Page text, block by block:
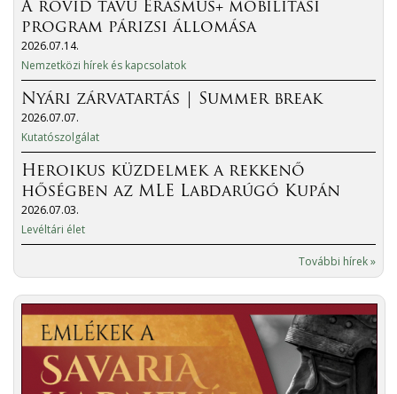
A rövid távú Erasmus+ mobilitási
program párizsi állomása
2026.07.14.
Nemzetközi hírek és kapcsolatok
Nyári zárvatartás | Summer break
2026.07.07.
Kutatószolgálat
Heroikus küzdelmek a rekkenő
hőségben az MLE Labdarúgó Kupán
2026.07.03.
Levéltári élet
További hírek »